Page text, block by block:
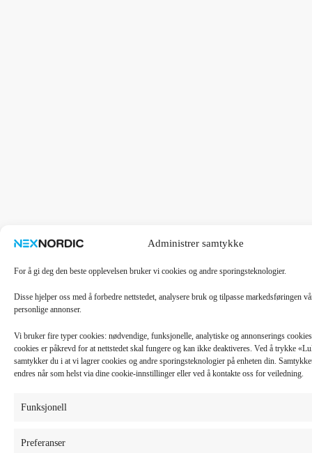
Administrer samtykke
For å gi deg den beste opplevelsen bruker vi cookies og andre sporingsteknologier.
Disse hjelper oss med å forbedre nettstedet, analysere bruk og tilpasse markedsføringen
personlige annonser.
Vi bruker fire typer cookies: nødvendige, funksjonelle, analytiske og annonserings
cookies er påkrevd for at nettstedet skal fungere og kan ikke deaktiveres. Ved å trykke
samtykker du i at vi lagrer cookies og andre sporingsteknologier på enheten din.
endres når som helst via dine cookie-innstillinger eller ved å kontakte oss for veiledning.
Funksjonell
Preferanser